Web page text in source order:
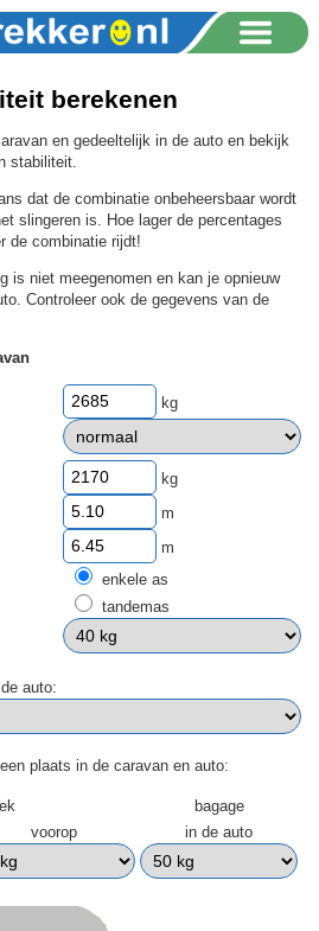
berekenen
en gedeeltelijk in de auto en bekijk
stabiliteit.
dat de combinatie onbeheersbaar wordt
slingeren is. Hoe lager de percentages
de combinatie rijdt!
is niet meegenomen en kan je opnieuw
Controleer ook de gegevens van de
kg
kg
m
m
enkele as
tandemas
auto:
plaats in de caravan en auto:
bagage
voorop in de auto